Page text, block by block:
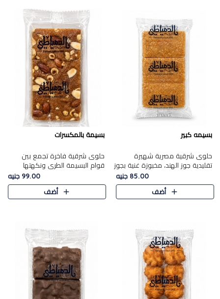
بسيمه كبير
حلوى شرقية مصرية شهيرة
تقليدية جوز الهند، مخبوزة غنية بجوز
الهند، بلمسه ذهبية وتتميز بقوامها
المرمل وطعمها اللذيذ الذي يشبه
البسبوسة. تُخبز..
85.00 جنيه
أضف
بسيمة بالمكسرات
حلوى شرقية فاخرة تجمع بين
قوام البسيمة الطري ونكهتها
الغنية، مزينة بتشكيلة مختارة من
اللوز والبندق والمكسرات الفاخرة.
مزيج متوازن من القوام ..
99.00 جنيه
أضف